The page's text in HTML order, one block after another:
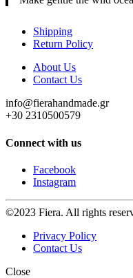
Shipping
Return Policy
About Us
Contact Us
info@fierahandmade.gr
+30 2310500579
Connect with us
Facebook
Instagram
©2023 Fiera. All rights
Privacy Policy
Contact Us
Close